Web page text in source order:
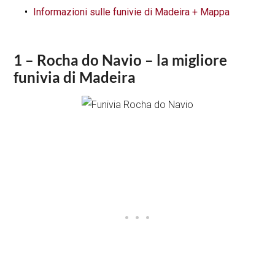
Informazioni sulle funivie di Madeira + Mappa
1 – Rocha do Navio – la migliore
funivia di Madeira